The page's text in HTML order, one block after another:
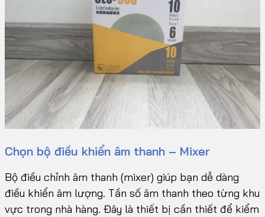
Chọn bộ điều khiển âm thanh – Mixer
Bộ điều chỉnh âm thanh (mixer) giúp bạn dễ dàng
điều khiển âm lượng. Tần số âm thanh theo từng khu
vực trong nhà hàng. Đây là thiết bị cần thiết để kiểm